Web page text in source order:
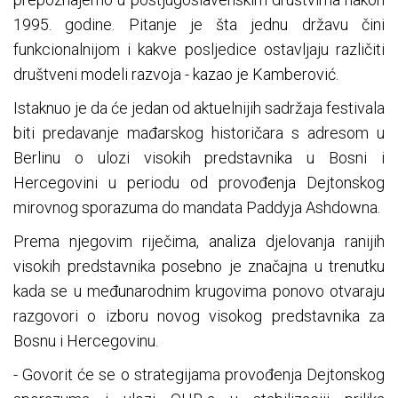
1995. godine. Pitanje je šta jednu državu čini
funkcionalnijom i kakve posljedice ostavljaju različiti
društveni modeli razvoja - kazao je Kamberović.
Istaknuo je da će jedan od aktuelnijih sadržaja festivala
biti predavanje mađarskog historičara s adresom u
Berlinu o ulozi visokih predstavnika u Bosni i
Hercegovini u periodu od provođenja Dejtonskog
mirovnog sporazuma do mandata Paddyja Ashdowna.
Prema njegovim riječima, analiza djelovanja ranijih
visokih predstavnika posebno je značajna u trenutku
kada se u međunarodnim krugovima ponovo otvaraju
razgovori o izboru novog visokog predstavnika za
Bosnu i Hercegovinu.
- Govorit će se o strategijama provođenja Dejtonskog